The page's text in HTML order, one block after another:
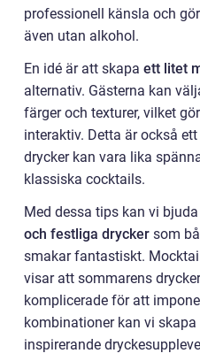
professionell känsla och
även utan alkohol.
En idé är att skapa ett litet
alternativ. Gästerna kan
färger och texturer, vilket
interaktiv. Detta är också
drycker kan vara lika
klassiska cocktails.
Med dessa tips kan vi
och festliga drycker som
smakar fantastiskt.
visar att sommarens
komplicerade för att
kombinationer kan vi
inspirerande